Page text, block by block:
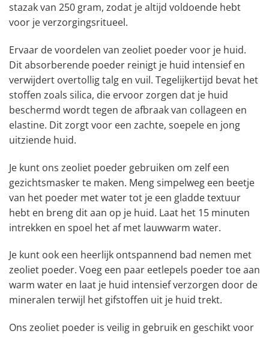
stazak van 250 gram, zodat je altijd voldoende hebt
voor je verzorgingsritueel.
Ervaar de voordelen van zeoliet poeder voor je huid.
Dit absorberende poeder reinigt je huid intensief en
verwijdert overtollig talg en vuil. Tegelijkertijd bevat het
stoffen zoals silica, die ervoor zorgen dat je huid
beschermd wordt tegen de afbraak van collageen en
elastine. Dit zorgt voor een zachte, soepele en jong
uitziende huid.
Je kunt ons zeoliet poeder gebruiken om zelf een
gezichtsmasker te maken. Meng simpelweg een beetje
van het poeder met water tot je een gladde textuur
hebt en breng dit aan op je huid. Laat het 15 minuten
intrekken en spoel het af met lauwwarm water.
Je kunt ook een heerlijk ontspannend bad nemen met
zeoliet poeder. Voeg een paar eetlepels poeder toe aan
warm water en laat je huid intensief verzorgen door de
mineralen terwijl het gifstoffen uit je huid trekt.
Ons zeoliet poeder is veilig in gebruik en geschikt voor